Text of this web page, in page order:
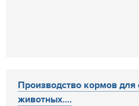
Производство кормов для
животных....